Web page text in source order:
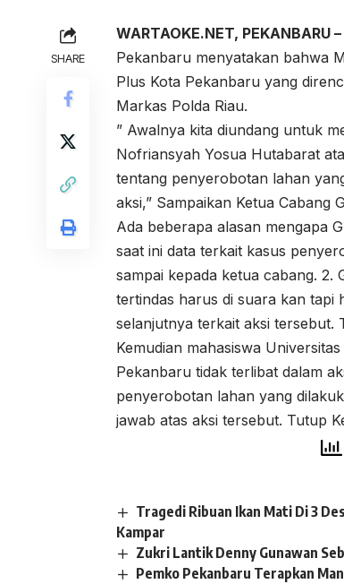
SHARE
WARTAOKE.NET, PEKANBARU –
Pekanbaru menyatakan bahwa
Plus Kota Pekanbaru yang
Markas Polda Riau.
” Awalnya kita diundang untuk
Nofriansyah Yosua Hutabarat
tentang penyerobotan lahan
aksi,” Sampaikan Ketua
Ada beberapa alasan mengapa
saat ini data terkait kasus
sampai kepada ketua cabang.
tertindas harus di suara kan tapi
selanjutnya terkait aksi tersebut.
Kemudian mahasiswa
Pekanbaru tidak terlibat dalam
penyerobotan lahan yang
jawab atas aksi tersebut. Tutup
Tragedi Ribuan Ikan Mati Di 3
Kampar
Zukri Lantik Denny Gunawan
Pemko Pekanbaru Terapkan